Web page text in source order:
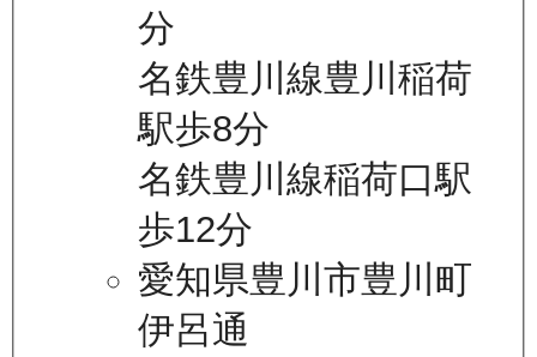
分
名鉄豊川線豊川稲荷
駅歩8分
名鉄豊川線稲荷口駅
歩12分
愛知県豊川市豊川町
伊呂通